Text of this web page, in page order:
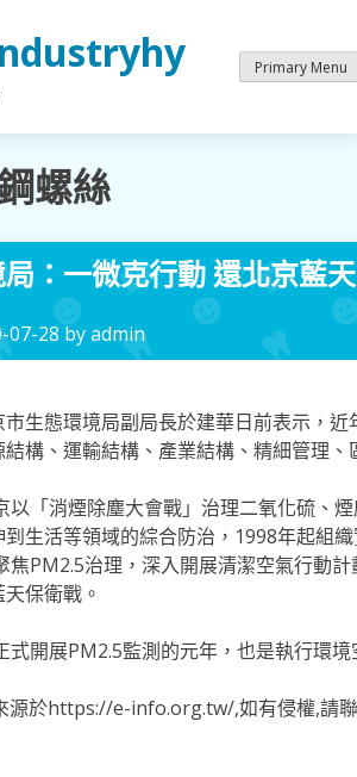
Primary Menu
螺絲
：一微克行動 還北京藍天
07-28 byadmin
生態環境局副局長於建華日前表示，
構、運輸結構、產業結構、精細管理
以「消煙除塵大會戰」治理二氧化硫、
生活等領域的綜合防治，1998年起組
焦PM2.5治理，深入開展清潔空氣行動
保衛戰。
式開展PM2.5監測的元年，也是執行環
源於https://e-info.org.tw/,如有侵權,請